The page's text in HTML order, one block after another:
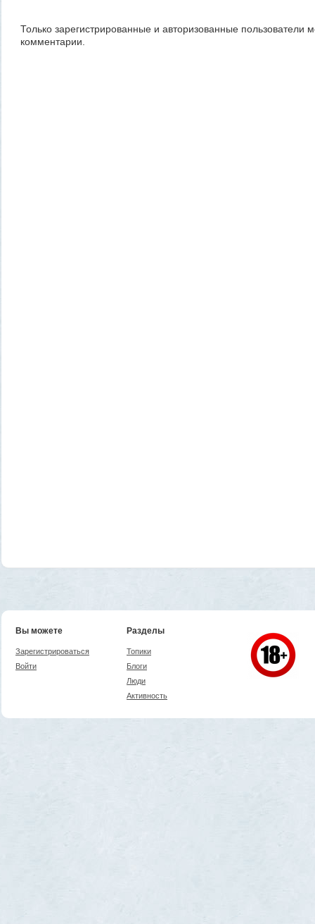
Только зарегистрированные и авторизованные пользователи
комментарии.
Вы можете
Зарегистрироваться
Войти
Разделы
Топики
Блоги
Люди
Активность